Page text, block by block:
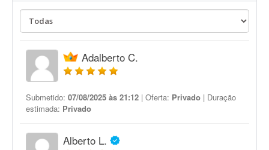
Adalberto C.
Submetido: 07/08/2025 às 21:12 | Oferta: Privado | Duração
estimada: Privado
Alberto L.